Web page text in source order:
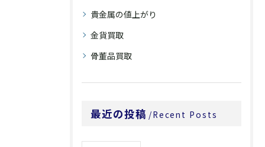
貴金属の値上がり
金貨買取
骨董品買取
最近の投稿 Recent Posts